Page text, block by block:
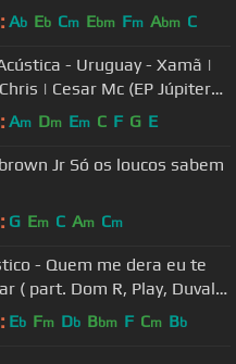
Ab Eb Cm Ebm Fm Abm C
- Uruguay - Xamã |
| Cesar Mc (EP Júpiter
Am Dm Em C F G E
Jr Só os loucos sabem
G Em C Am Cm
- Quem me dera eu te
( part. Dom R, Play, Duvale
Eb Fm Db Bbm F Cm Bb